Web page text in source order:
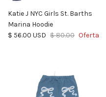
Katie J NYC Girls St. Barths
Marina Hoodie
Precio de venta
$ 56.00 USD Precio normal
$ 80.00 Oferta